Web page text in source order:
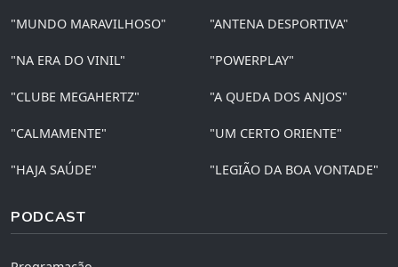
"MUNDO MARAVILHOSO" "ANTENA DESPORTIVA"
"NA ERA DO VINIL" "POWERPLAY"
"CLUBE MEGAHERTZ" "A QUEDA DOS ANJOS"
"CALMAMENTE" "UM CERTO ORIENTE"
"HAJA SAÚDE" "LEGIÃO DA BOA VONTADE"
PODCAST